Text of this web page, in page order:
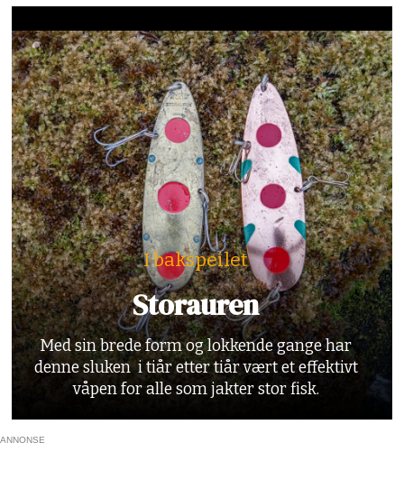
I bakspeilet
Storauren
Med sin brede form og lokkende gange har
denne sluken i tiår etter tiår vært et effektivt
våpen for alle som jakter stor fisk.
ANNONSE